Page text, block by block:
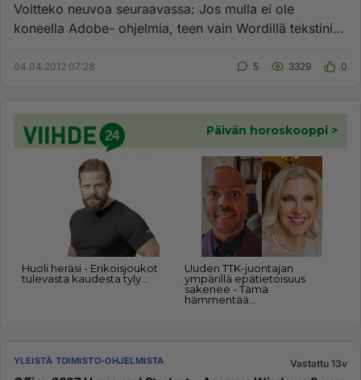
Voitteko neuvoa seuraavassa: Jos mulla ei ole
koneella Adobe- ohjelmia, teen vain Wordillä tekstini
04.04.2012 07:28 5 3329 0
YLEISTÄ TOIMISTO-OHJELMISTA Vastattu 13v